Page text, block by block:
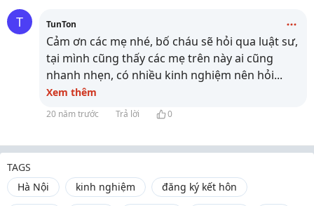
T TunTon
Cảm ơn các mẹ nhé, bố cháu sẽ hỏi qua luật sư,
tại mình cũng thấy các mẹ trên này ai cũng
nhanh nhẹn, có nhiều kinh nghiệm nên hỏi...
Xem thêm
20 năm trước Trả lời 0
TAGS
Hà Nội
kinh nghiệm
đăng ký kết hôn